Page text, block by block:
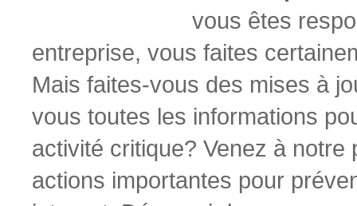
vous êtes
entreprise, vous faites
Mais faites-vous des mises à
vous toutes les informations
activité critique? Venez à
actions importantes pour